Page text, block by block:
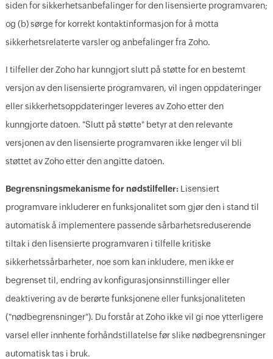
siden for sikkerhetsanbefalinger for den lisensierte programvaren;
og (b) sørge for korrekt kontaktinformasjon for å motta
sikkerhetsrelaterte varsler og anbefalinger fra Zoho.
I tilfeller der Zoho har kunngjort slutt på støtte for en bestemt
versjon av den lisensierte programvaren, vil ingen oppdateringer
eller sikkerhetsoppdateringer leveres av Zoho etter den
kunngjorte datoen. "Slutt på støtte" betyr at den relevante
versjonen av den lisensierte programvaren ikke lenger vil bli
støttet av Zoho etter den angitte datoen.
Begrensningsmekanisme for nødstilfeller:Lisensiert
programvare inkluderer en funksjonalitet som gjør den i stand til
automatisk å implementere passende sårbarhetsreduserende
tiltak i den lisensierte programvaren i tilfelle kritiske
sikkerhetssårbarheter, noe som kan inkludere, men ikke er
begrenset til, endring av konfigurasjonsinnstillinger eller
deaktivering av de berørte funksjonene eller funksjonaliteten
("nødbegrensninger"). Du forstår at Zoho ikke vil gi noe ytterligere
varsel eller innhente forhåndstillatelse før slike nødbegrensninger
automatisk tas i bruk.